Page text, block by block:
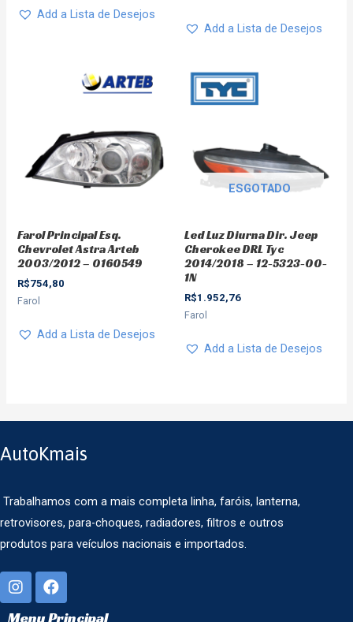
Add a Lista de Desejos
Add a Lista de Desejos
Farol Principal Esq.
Chevrolet Astra Arteb
2003/2012 – 0160549
R$754,80
Farol
Add a Lista de Desejos
ESGOTADO
Led Luz Diurna Dir. Jeep
Cherokee DRL Tyc
2014/2018 – 12-5323-00-
1N
R$1.952,76
Farol
Add a Lista de Desejos
AutoKmais
Trabalhamos com a mais completa linha, faróis, lanterna,
retrovisores, para-choques, radiadores, filtros e outros
produtos para veículos nacionais e importados.
Menu Principal